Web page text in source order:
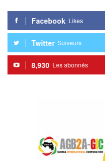
Facebook Likes
Twitter Suiveurs
8,930 Les abonnés